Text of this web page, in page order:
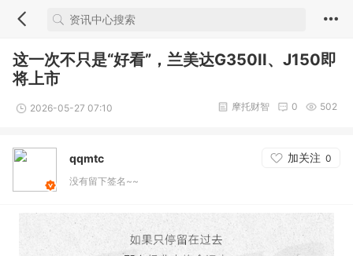
这一次不只是“好看”，兰美达G350II、J150即
将上市
2026-05-27 07:10 502
0
摩托财智
qqmtc 加关注 0
没有留下签名~~